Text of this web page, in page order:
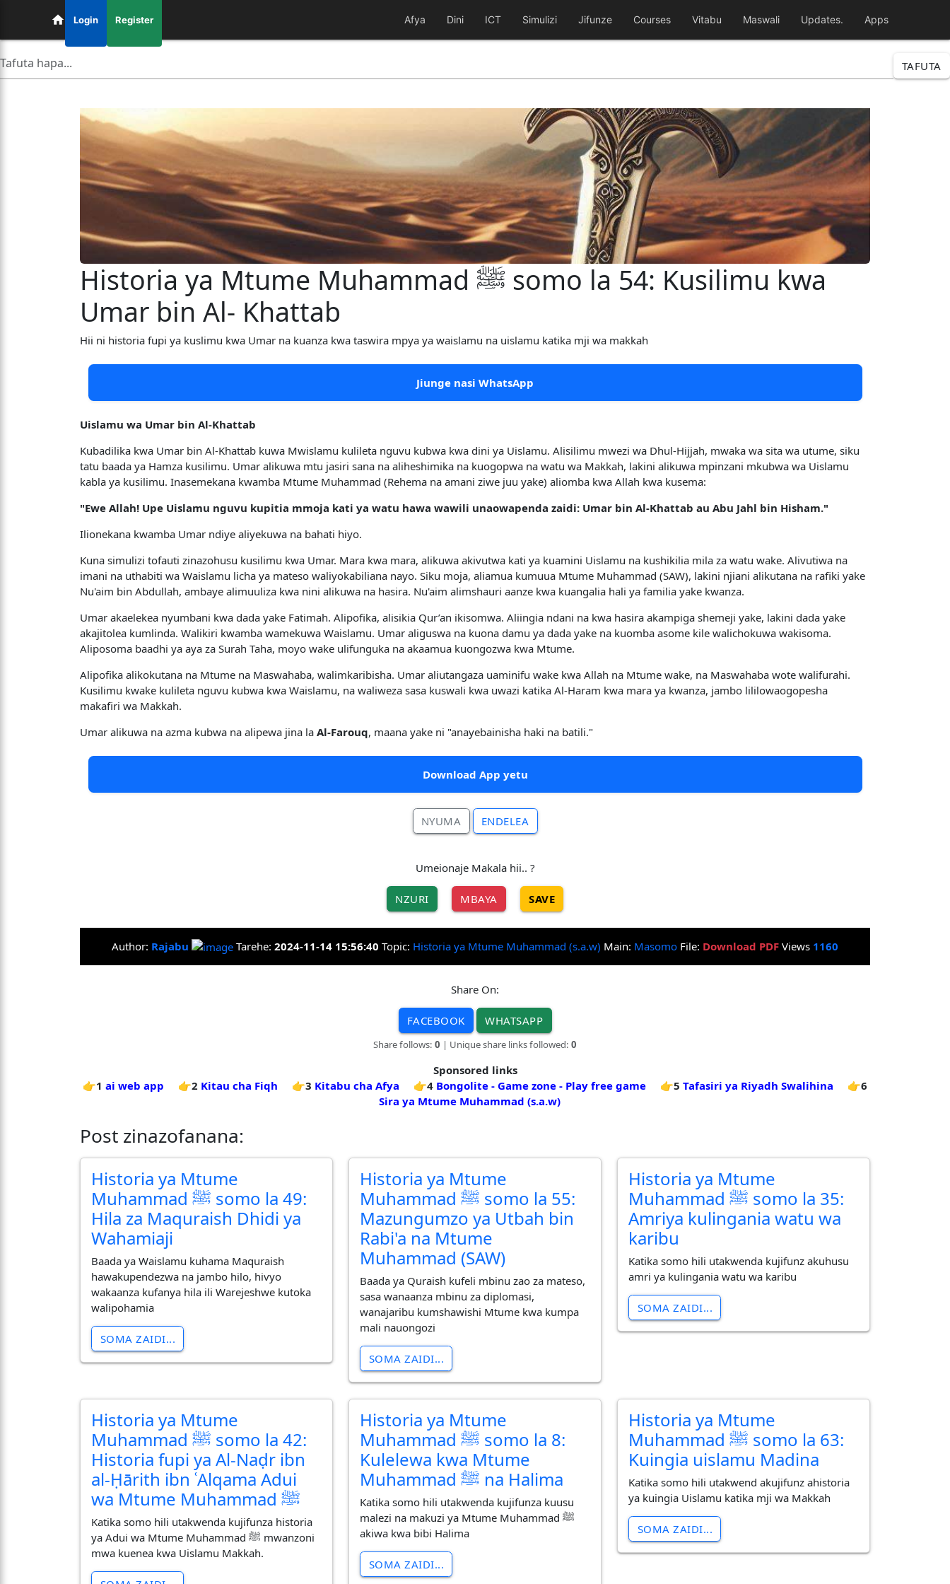
Login Register Afya Dini ICT Simulizi Jifunze Courses Vitabu Maswali Updates. Apps
TAFUTA
Historia ya Mtume Muhammad ﷺ somo la 54: Kusilimu kwa
Umar bin Al- Khattab
Hii ni historia fupi ya kuslimu kwa Umar na kuanza kwa taswira mpya ya waislamu na uislamu katika mji wa makkah
Jiunge nasi WhatsApp
Uislamu wa Umar bin Al-Khattab
Kubadilika kwa Umar bin Al-Khattab kuwa Mwislamu kulileta nguvu kubwa kwa dini ya Uislamu. Alisilimu mwezi wa Dhul-Hijjah, mwaka wa sita wa utume, siku
tatu baada ya Hamza kusilimu. Umar alikuwa mtu jasiri sana na aliheshimika na kuogopwa na watu wa Makkah, lakini alikuwa mpinzani mkubwa wa Uislamu
kabla ya kusilimu. Inasemekana kwamba Mtume Muhammad (Rehema na amani ziwe juu yake) aliomba kwa Allah kwa kusema:
"Ewe Allah! Upe Uislamu nguvu kupitia mmoja kati ya watu hawa wawili unaowapenda zaidi: Umar bin Al-Khattab au Abu Jahl bin Hisham."
Ilionekana kwamba Umar ndiye aliyekuwa na bahati hiyo.
Kuna simulizi tofauti zinazohusu kusilimu kwa Umar. Mara kwa mara, alikuwa akivutwa kati ya kuamini Uislamu na kushikilia mila za watu wake. Alivutiwa na
imani na uthabiti wa Waislamu licha ya mateso waliyokabiliana nayo. Siku moja, aliamua kumuua Mtume Muhammad (SAW), lakini njiani alikutana na rafiki yake
Nu'aim bin Abdullah, ambaye alimuuliza kwa nini alikuwa na hasira. Nu'aim alimshauri aanze kwa kuangalia hali ya familia yake kwanza.
Umar akaelekea nyumbani kwa dada yake Fatimah. Alipofika, alisikia Qur’an ikisomwa. Aliingia ndani na kwa hasira akampiga shemeji yake, lakini dada yake
akajitolea kumlinda. Walikiri kwamba wamekuwa Waislamu. Umar aliguswa na kuona damu ya dada yake na kuomba asome kile walichokuwa wakisoma.
Aliposoma baadhi ya aya za Surah Taha, moyo wake ulifunguka na akaamua kuongozwa kwa Mtume.
Alipofika alikokutana na Mtume na Maswahaba, walimkaribisha. Umar aliutangaza uaminifu wake kwa Allah na Mtume wake, na Maswahaba wote walifurahi.
Kusilimu kwake kulileta nguvu kubwa kwa Waislamu, na waliweza sasa kuswali kwa uwazi katika Al-Haram kwa mara ya kwanza, jambo lililowaogopesha
makafiri wa Makkah.
Umar alikuwa na azma kubwa na alipewa jina laAl-Farouq, maana yake ni "anayebainisha haki na batili."
Download App yetu
NYUMA ENDELEA
Umeionaje Makala hii.. ?
NZURI MBAYA SAVE
Author: Rajabu Tarehe: 2024-11-14 15:56:40 Topic: Historia ya Mtume Muhammad (s.a.w) Main: Masomo File: Download PDF Views 1160
Share On:
FACEBOOK WHATSAPP
Share follows: 0 | Unique share links followed: 0
Sponsored links
👉1 ai web app 👉2 Kitau cha Fiqh 👉3 Kitabu cha Afya 👉4 Bongolite - Game zone - Play free game 👉5 Tafasiri ya Riyadh Swalihina
👉6
Sira ya Mtume Muhammad (s.a.w)
Post zinazofanana:
Historia ya Mtume
Muhammad ﷺ somo la 49:
Hila za Maquraish Dhidi ya
Wahamiaji
Baada ya Waislamu kuhama Maquraish
hawakupendezwa na jambo hilo, hivyo
wakaanza kufanya hila ili Warejeshwe kutoka
walipohamia
SOMA ZAIDI...
Historia ya Mtume
Muhammad ﷺ somo la 55:
Mazungumzo ya Utbah bin
Rabi'a na Mtume
Muhammad (SAW)
Baada ya Quraish kufeli mbinu zao za mateso,
sasa wanaanza mbinu za diplomasi,
wanajaribu kumshawishi Mtume kwa kumpa
mali nauongozi
SOMA ZAIDI...
Historia ya Mtume
Muhammad ﷺ somo la 35:
Amriya kulingania watu wa
karibu
Katika somo hili utakwenda kujifunz akuhusu
amri ya kulingania watu wa karibu
SOMA ZAIDI...
Historia ya Mtume
Muhammad ﷺ somo la 42:
Historia fupi ya Al-Naḍr ibn
al-Ḥārith ibn ʿAlqama Adui
wa Mtume Muhammad ﷺ
Katika somo hili utakwenda kujifunza historia
ya Adui wa Mtume Muhammad ﷺ mwanzoni
mwa kuenea kwa Uislamu Makkah.
Historia ya Mtume
Muhammad ﷺ somo la 8:
Kulelewa kwa Mtume
Muhammad ﷺ na Halima
Katika somo hili utakwenda kujifunza kuusu
malezi na makuzi ya Mtume Muhammad ﷺ
akiwa kwa bibi Halima
SOMA ZAIDI...
Historia ya Mtume
Muhammad ﷺ somo la 63:
Kuingia uislamu Madina
Katika somo hili utakwend akujifunz ahistoria
ya kuingia Uislamu katika mji wa Makkah
SOMA ZAIDI...